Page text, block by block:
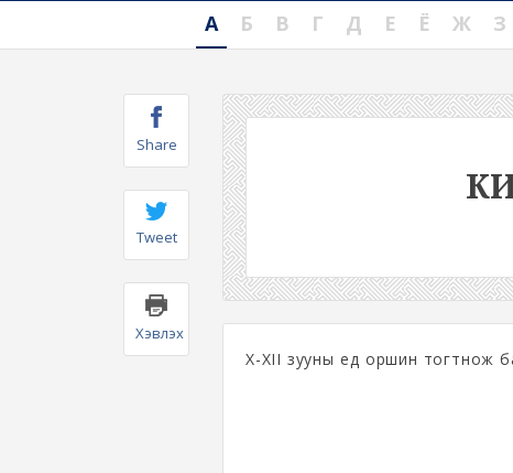
А Б В Г Д Е Ё Ж З
Share
Tweet
Хэвлэх
X-XII зууны үед оршин тогтнож